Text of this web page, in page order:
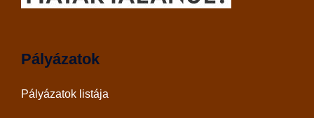
Pályázatok
Pályázatok listája